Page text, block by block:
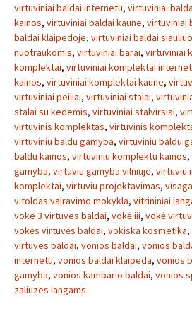
virtuviniai baldai internetu, virtuviniai
kainos, virtuviniai baldai kaune, virtuviniai
baldai klaipedoje, virtuviniai baldai
nuotraukomis, virtuviniai barai, virtuviniai
komplektai, virtuviniai komplektai
kainos, virtuviniai komplektai kaune,
virtuviniai peiliai, virtuviniai stalai,
stalai su kedemis, virtuviniai stalvirsiai,
virtuvinis komplektas, virtuvinis
virtuviniu baldu gamyba, virtuviniu baldu
baldu kainos, virtuviniu komplektu kainos,
gamyba, virtuviu gamyba vilniuje, virtuviu
komplektai, virtuviu projektavimas,
vitoldas vairavimo mokykla, vitrininiai
voke 3 virtuves baldai, vokė iii, vokė
vokės virtuvės baldai, vokiska kosmetika,
virtuves baldai, vonios baldai, vonios
internetu, vonios baldai klaipeda, vonios
gamyba, vonios kambario baldai, vonios
zaliuzes langams